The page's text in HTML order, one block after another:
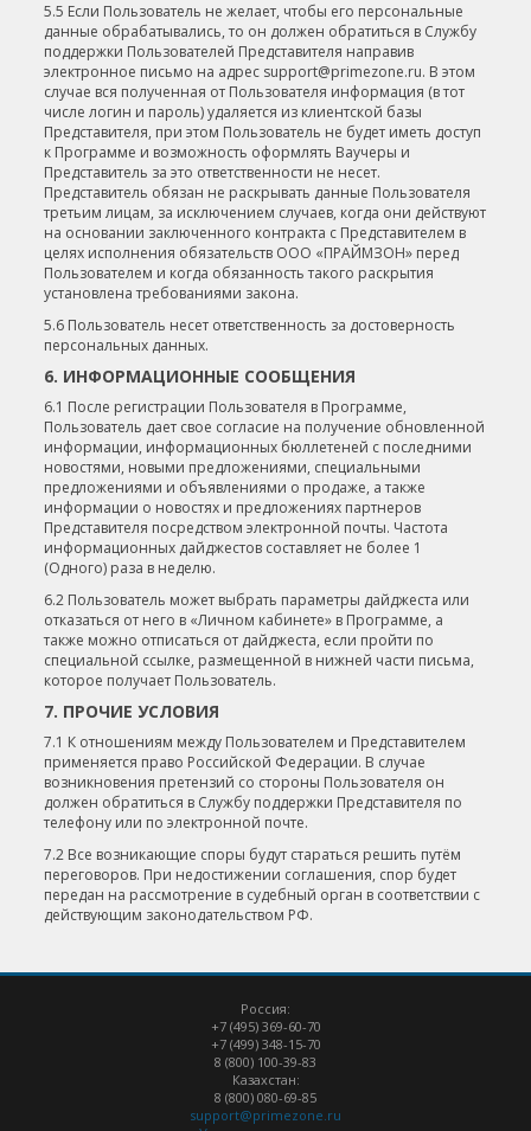
5.5 Если Пользователь не желает, чтобы его персональные
данные обрабатывались, то он должен обратиться в Службу
поддержки Пользователей Представителя направив
электронное письмо на адрес support@primezone.ru. В этом
случае вся полученная от Пользователя информация (в тот
числе логин и пароль) удаляется из клиентской базы
Представителя, при этом Пользователь не будет иметь доступ
к Программе и возможность оформлять Ваучеры и
Представитель за это ответственности не несет.
Представитель обязан не раскрывать данные Пользователя
третьим лицам, за исключением случаев, когда они действуют
на основании заключенного контракта с Представителем в
целях исполнения обязательств ООО «ПРАЙМЗОН» перед
Пользователем и когда обязанность такого раскрытия
установлена требованиями закона.
5.6 Пользователь несет ответственность за достоверность
персональных данных.
6. ИНФОРМАЦИОННЫЕ СООБЩЕНИЯ
6.1 После регистрации Пользователя в Программе,
Пользователь дает свое согласие на получение обновленной
информации, информационных бюллетеней с последними
новостями, новыми предложениями, специальными
предложениями и объявлениями о продаже, а также
информации о новостях и предложениях партнеров
Представителя посредством электронной почты. Частота
информационных дайджестов составляет не более 1
(Одного) раза в неделю.
6.2 Пользователь может выбрать параметры дайджеста или
отказаться от него в «Личном кабинете» в Программе, а
также можно отписаться от дайджеста, если пройти по
специальной ссылке, размещенной в нижней части письма,
которое получает Пользователь.
7. ПРОЧИЕ УСЛОВИЯ
7.1 К отношениям между Пользователем и Представителем
применяется право Российской Федерации. В случае
возникновения претензий со стороны Пользователя он
должен обратиться в Службу поддержки Представителя по
телефону или по электронной почте.
7.2 Все возникающие споры будут стараться решить путём
переговоров. При недостижении соглашения, спор будет
передан на рассмотрение в судебный орган в соответствии с
действующим законодательством РФ.
Россия:
+7 (495) 369-60-70
+7 (499) 348-15-70
8 (800) 100-39-83
Казахстан:
8 (800) 080-69-85
support@primezone.ru